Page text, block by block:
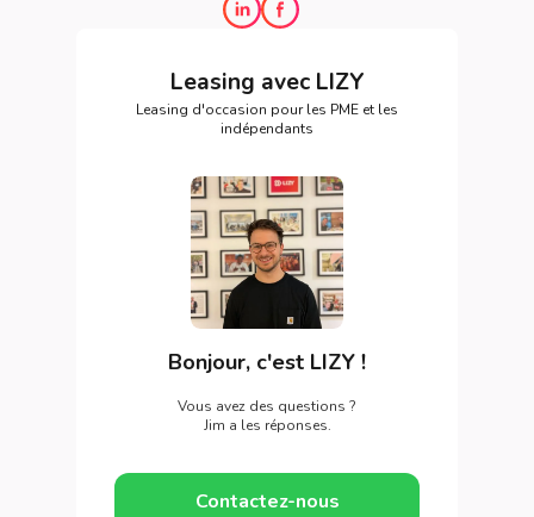
Leasing avec LIZY
Leasing d'occasion pour les PME et les
indépendants
Bonjour, c'est LIZY !
Vous avez des questions ?
Jim a les réponses.
Contactez-nous